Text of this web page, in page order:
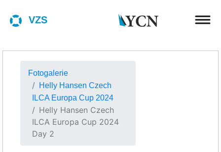
VZS
Fotogalerie
Helly Hansen Czech
ILCA Europa Cup 2024
Helly Hansen Czech
ILCA Europa Cup 2024
Day 2